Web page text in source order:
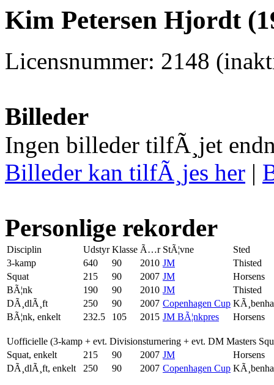
Kim Petersen Hjordt
Licensnummer: 2148
Billeder
Ingen billeder tilfÃ¸jet
Billeder kan tilfÃ¸jes her |
Personlige rekorder
Disciplin Udstyr Klasse Ã…r StÃ¦vne
Sted
3-kamp
640 90 2010 JM
Thisted
Squat
215 90 2007 JM
Horsens
BÃ¦nk
190 90 2010 JM
Thisted
DÃ¸dlÃ¸ft
250 90 2007 Copenhagen Cup
BÃ¦nk, enkelt
232.5 105 2015 JM BÃ¦nkpres Horsens
Uofficielle (3-kamp + evt. Divisionsturnering + evt. DM Masters
Squat, enkelt
215 90 2007 JM
Horsens
DÃ¸dlÃ¸ft, enkelt
250 90 2007 Copenhagen Cup